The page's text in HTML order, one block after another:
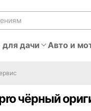
для дачи Авто и
чёрный